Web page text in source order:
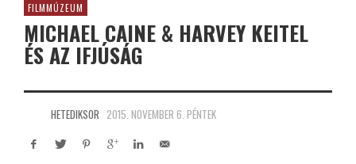
FILMMÚZEUM
MICHAEL CAINE & HARVEY KEITEL
ÉS AZ IFJÚSÁG
HETEDIKSOR 2015. NOVEMBER 6. PÉNTEK